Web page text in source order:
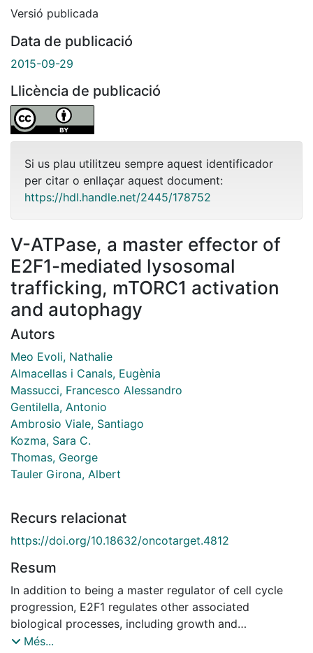
Versió publicada
Data de publicació
2015-09-29
Llicència de publicació
Si us plau utilitzeu sempre aquest identificador
per citar o enllaçar aquest document:
https://hdl.handle.net/2445/178752
V-ATPase, a master effector of
E2F1-mediated lysosomal
trafficking, mTORC1 activation
and autophagy
Autors
Meo Evoli, Nathalie
Almacellas i Canals, Eugènia
Massucci, Francesco Alessandro
Gentilella, Antonio
Ambrosio Viale, Santiago
Kozma, Sara C.
Thomas, George
Tauler Girona, Albert
Recurs relacionat
https://doi.org/10.18632/oncotarget.4812
Resum
In addition to being a master regulator of cell cycle
progression, E2F1 regulates other associated
biological processes, including growth and
malignancy. Here, we uncover a regulatory network
Més...